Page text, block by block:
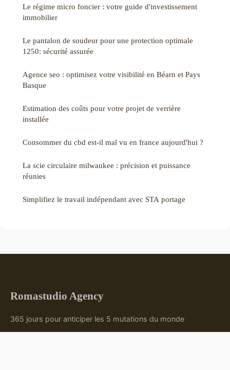
Le régime micro foncier : votre guide d'investissement
immobilier
Le pantalon de soudeur pour une protection optimale
1250: sécurité assurée
Agence seo : optimisez votre visibilité en Béarn et Pays
Basque
Estimation des coûts pour votre projet de verrière
installée
Consommer du cbd est-il mal vu en france aujourd'hui ?
La scie circulaire milwaukee : précision et puissance
réunies
Simplifiez le travail indépendant avec STA portage
Romastudio Agency
365 jours pour anticiper les 5 mutations du monde